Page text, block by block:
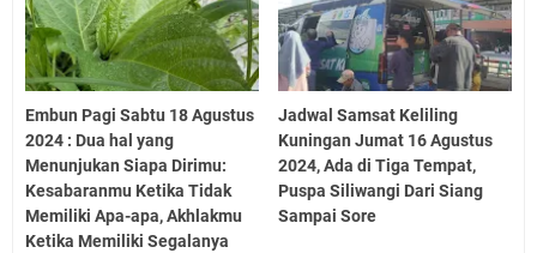
Embun Pagi Sabtu 18 Agustus
2024 : Dua hal yang
Menunjukan Siapa Dirimu:
Kesabaranmu Ketika Tidak
Memiliki Apa-apa, Akhlakmu
Ketika Memiliki Segalanya
Jadwal Samsat Keliling
Kuningan Jumat 16 Agustus
2024, Ada di Tiga Tempat,
Puspa Siliwangi Dari Siang
Sampai Sore